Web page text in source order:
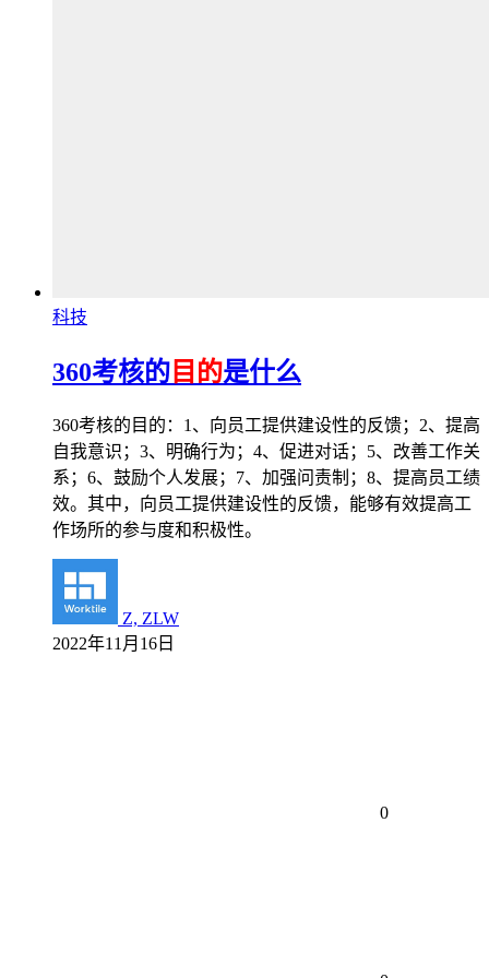
科技
360考核的 目的是什么
360考核的目的：1、向员工提供建设性的反馈；2、提高
自我意识；3、明确行为；4、促进对话；5、改善工作关
系；6、鼓励个人发展；7、加强问责制；8、提高员工绩
效。其中，向员工提供建设性的反馈，能够有效提高工
作场所的参与度和积极性。
Z, ZLW
2022年11月16日
0